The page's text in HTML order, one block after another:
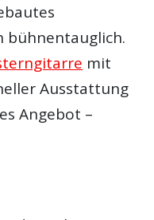
bühnentauglich.
mit
Ausstattung
Angebot –